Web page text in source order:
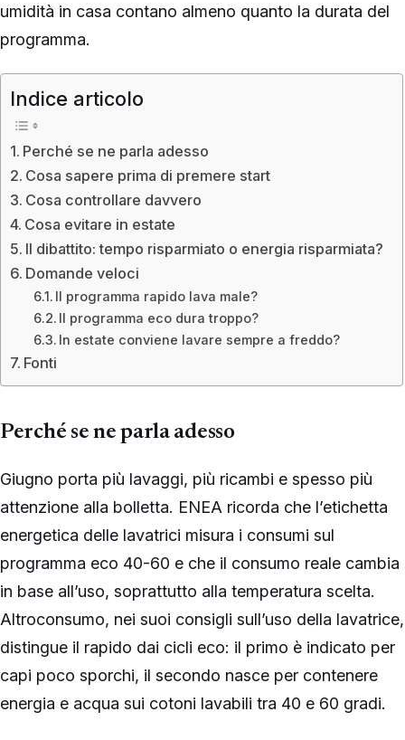
umidità in casa contano almeno quanto la durata del
programma.
Indice articolo
Perché se ne parla adesso
Cosa sapere prima di premere start
Cosa controllare davvero
Cosa evitare in estate
Il dibattito: tempo risparmiato o energia risparmiata?
Domande veloci
Il programma rapido lava male?
Il programma eco dura troppo?
In estate conviene lavare sempre a freddo?
Fonti
Perché se ne parla adesso
Giugno porta più lavaggi, più ricambi e spesso più
attenzione alla bolletta. ENEA ricorda che l’etichetta
energetica delle lavatrici misura i consumi sul
programma eco 40-60 e che il consumo reale cambia
in base all’uso, soprattutto alla temperatura scelta.
Altroconsumo, nei suoi consigli sull’uso della lavatrice,
distingue il rapido dai cicli eco: il primo è indicato per
capi poco sporchi, il secondo nasce per contenere
energia e acqua sui cotoni lavabili tra 40 e 60 gradi.